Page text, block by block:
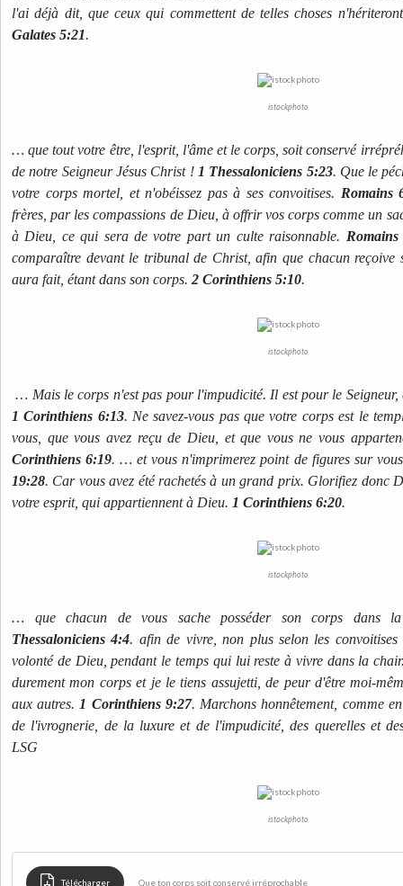
l'ai déjà dit, que ceux qui commettent de telles choses
Galates 5:21.
istockphoto
… que tout votre être, l'esprit, l'âme et le corps, soit conservé
de notre Seigneur Jésus Christ ! 1 Thessaloniciens 5:23. Que le
votre corps mortel, et n'obéissez pas à ses convoitises. Romains
frères, par les compassions de Dieu, à offrir vos corps comme un
à Dieu, ce qui sera de votre part un culte raisonnable.
comparaître devant le tribunal de Christ, afin que chacun
aura fait, étant dans son corps. 2 Corinthiens 5:10.
istockphoto
… Mais le corps n'est pas pour l'impudicité. Il est pour le Seigneur,
1 Corinthiens 6:13. Ne savez-vous pas que votre corps est le
vous, que vous avez reçu de Dieu, et que vous ne vous
Corinthiens 6:19. … et vous n'imprimerez point de figures sur
19:28. Car vous avez été rachetés à un grand prix. Glorifiez donc
votre esprit, qui appartiennent à Dieu. 1 Corinthiens 6:20.
istockphoto
… que chacun de vous sache posséder son corps dans
Thessaloniciens 4:4. afin de vivre, non plus selon les convoitises
volonté de Dieu, pendant le temps qui lui reste à vivre dans la
durement mon corps et je le tiens assujetti, de peur d'être moi-
aux autres. 1 Corinthiens 9:27. Marchons honnêtement, comme
de l'ivrognerie, de la luxure et de l'impudicité, des querelles et
LSG
istockphoto
Télécharger Que ton corps soit conservé irréprochable